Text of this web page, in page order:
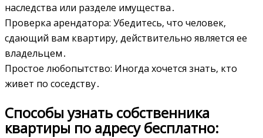
наследства или разделе имущества․
Проверка арендатора: Убедитесь‚ что человек‚
сдающий вам квартиру‚ действительно является ее
владельцем․
Простое любопытство: Иногда хочется знать‚ кто
живет по соседству․
Способы узнать собственника
квартиры по адресу бесплатно: